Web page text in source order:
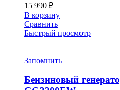
15 990 ₽
В корзину
Сравнить
Быстрый просмотр
Запомнить
Бензиновый